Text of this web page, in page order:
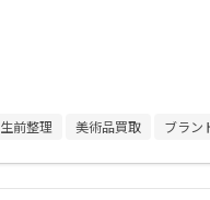
生前整理 美術品買取 ブラン